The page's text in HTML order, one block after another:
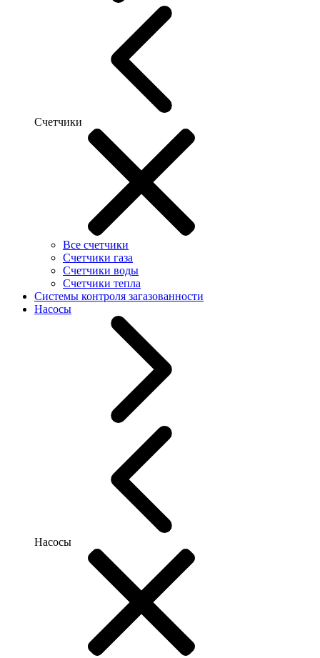
Счетчики
Все счетчики
Счетчики газа
Счетчики воды
Счетчики тепла
Системы контроля загазованности
Насосы
Насосы